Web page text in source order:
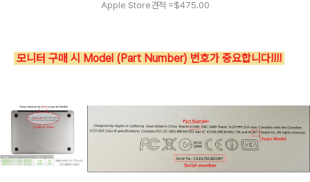
Apple Store견적 =$475.00
모니터 구매 시 Model (Part Number) 번호가 중요합니다!!!!